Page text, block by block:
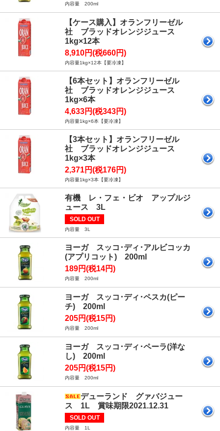
内容量 200ml
【ケース購入】オランフリーゼル
社 ブラッドオレンジジュース
1kg×12本
8,910円(税660円)
内容量1kg×12本【要冷凍】
【6本セット】オランフリーゼル
社 ブラッドオレンジジュース
1kg×6本
4,633円(税343円)
内容量1kg×6本【要冷凍】
【3本セット】オランフリーゼル
社 ブラッドオレンジジュース
1kg×3本
2,371円(税176円)
内容量1kg×3本【要冷凍】
有機 レ・フェ・ビオ アップルジ
ュース 3L
SOLD OUT
内容量 3L
ヨーガ スッコ･ディ･アルビコッカ
(アプリコット) 200ml
189円(税14円)
内容量 200ml
ヨーガ スッコ･ディ･ペスカ(ピー
チ) 200ml
205円(税15円)
内容量 200ml
ヨーガ スッコ･ディ･ペーラ(洋な
し) 200ml
205円(税15円)
内容量 200ml
デューランド グァバジュー
ス 1L 賞味期限2021.12.31
SOLD OUT
内容量 1L